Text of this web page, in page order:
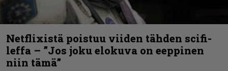
Netflixistä poistuu viiden tähden scifi-
leffa – ”Jos joku elokuva on eeppinen
niin tämä”